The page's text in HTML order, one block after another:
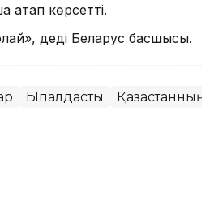
атап көрсетті.
деді Беларус басшысы.
Ықпалдастық Қазақстанның